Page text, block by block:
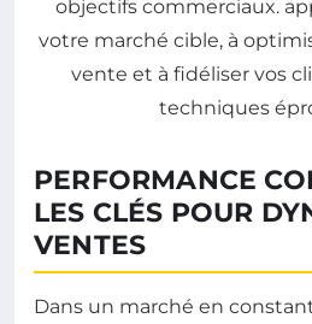
PERFORMANCE
LES CLÉS POUR
VENTES
Dans un marché en